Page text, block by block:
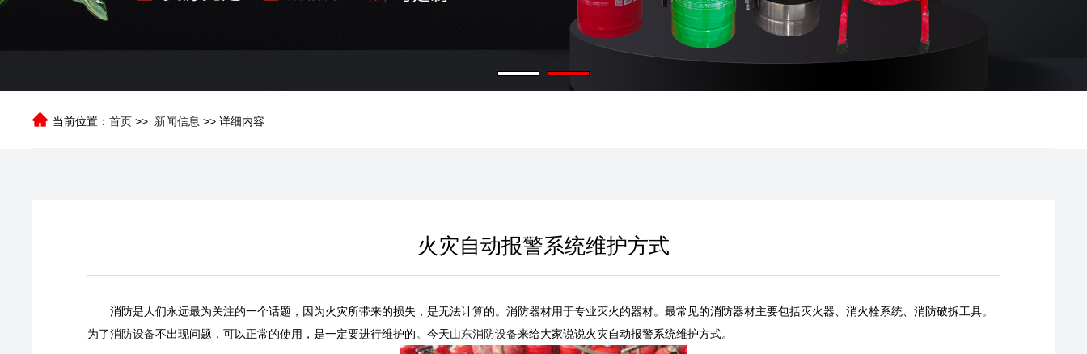
当前位置：首页 >> 新闻信息>> 详细内容
火灾自动报警系统维护方式
消防是人们永远最为关注的一个话题，因为火灾所带来的损失，是无法计算的。消防器材用于专业灭火的器材。最常见的消防器材主要包括灭火器、消火栓系统、消防破拆工具。
为了消防设备不出现问题，可以正常的使用，是一定要进行维护的。今天山东消防设备来给大家说说火灾自动报警系统维护方式。